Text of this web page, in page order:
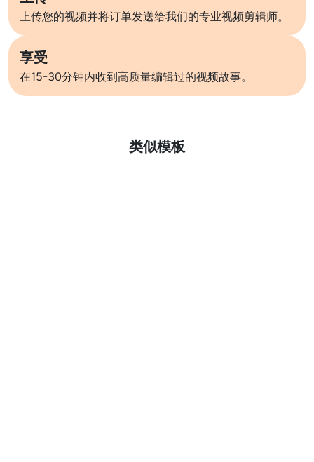
上传您的视频并将订单发送给我们的专业视频剪辑师。
享受
在15-30分钟内收到高质量编辑过的视频故事。
类似模板
了解更多